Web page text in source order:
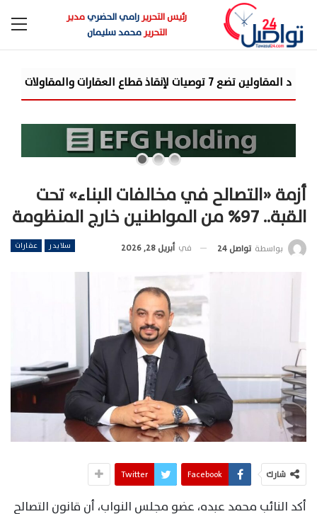
رئيس التحريررامي الحضريمدير
التحريرمحمد سليمان
«مرصد الذهب»: أسعار الذهب ترتفع 8% بالأسواق
أزمة «التصالح في مخالفات البناء» تحت
القبة.. 97% من المواطنين خارج المنظومة
سلايدر عقارات بواسطة تواصل 24 في أبريل 28, 2026
شارك Facebook
Twitter
أكد النائب محمد عبده، عضو مجلس النواب، أن قانون التصالح